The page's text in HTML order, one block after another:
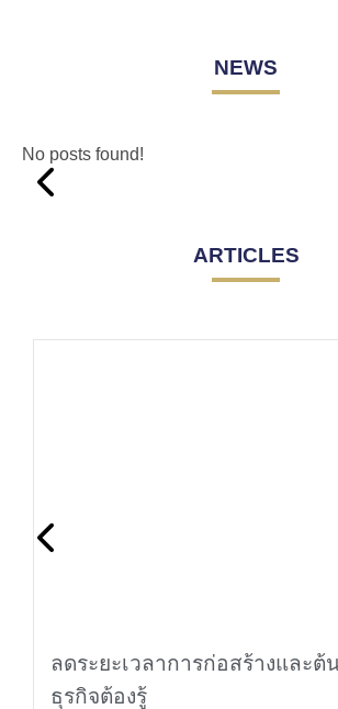
NEWS
No posts found!
ARTICLES
ลดระยะเวลาการก่อสร้างและ
ธุรกิจต้องรู้